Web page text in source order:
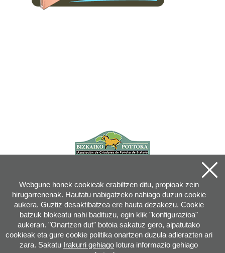
Webgune honek cookieak erabiltzen ditu, propioak zein
hirugarrenenak. Hautatu nabigatzeko nahiago duzun cookie
aukera. Guztiz desaktibatzea ere hauta dezakezu. Cookie
batzuk blokeatu nahi badituzu, egin klik "konfigurazioa"
aukeran. "Onartzen dut" botoia sakatuz gero, aipatutako
cookieak eta gure cookie politika onartzen duzula adierazten ari
zara. Sakatu Irakurri gehiago lotura informazio gehiago